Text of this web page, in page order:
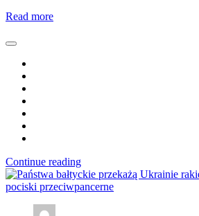
Read more
Continue reading